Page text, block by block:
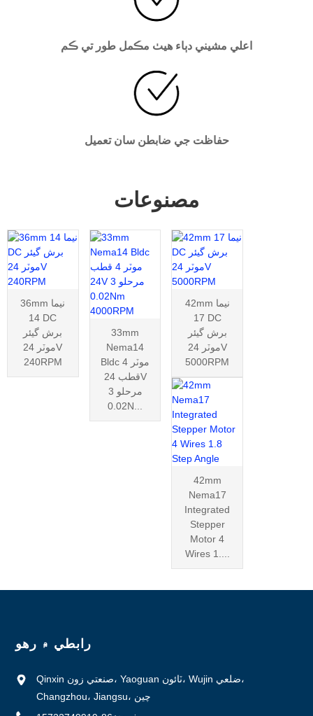
اعلي مشيني دٻاء هيٺ مڪمل طور تي ڪم
حفاظت جي ضابطن سان تعميل
مصنوعات
36mm نيما
14 DC
برش گيئر
موٽر 24V
240RPM
33mm
Nema14
Bldc موٽر 4
قطب 24V
3 مرحلو
0.02N...
42mm نيما
17 DC
برش گيئر
موٽر 24V
5000RPM
42mm
Nema17
Integrated
Stepper
Motor 4
Wires 1....
رابطي ۾ رهو
Qinxin صنعتي زون، Yaoguan ٽائون، Wujin ضلعي،
Changzhou، Jiangsu، چين